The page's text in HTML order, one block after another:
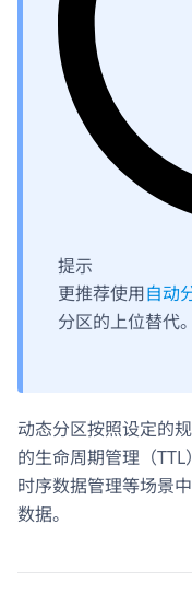
提示
更推荐使用自动
分区的上位替代。
动态分区按照设定的
的生命周期管理（TTL
时序数据管理等场景
数据。